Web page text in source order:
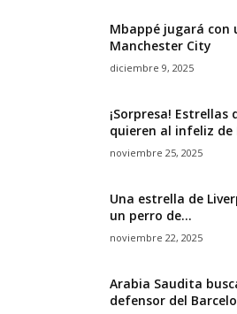
Mbappé jugará
Manchester City
diciembre 9, 2025
¡Sorpresa! Estrellas
quieren al infeliz de
noviembre 25, 2025
Una estrella de
un perro de...
noviembre 22, 2025
Arabia Saudita
defensor del